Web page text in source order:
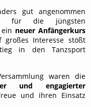
gut angenommen
für die jüngsten
neuer Anfängerkurs
Interesse stößt
in den Tanzsport
waren die
und engagierter
und ihren Einsatz